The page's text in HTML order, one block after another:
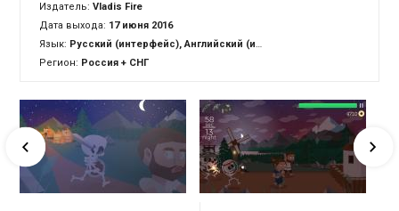
Издатель:Vladis Fire
Дата выхода: 17 июня 2016
Язык: Русский (интерфейс), Английский (интерфейс)
Регион: Россия + СНГ